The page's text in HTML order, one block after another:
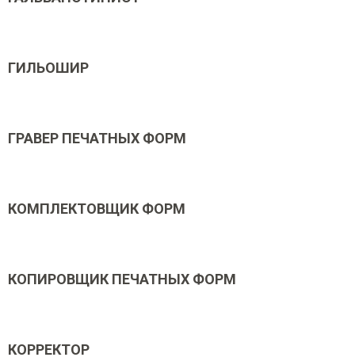
ГИЛЬОШИР
ГРАВЕР ПЕЧАТНЫХ ФОРМ
КОМПЛЕКТОВЩИК ФОРМ
КОПИРОВЩИК ПЕЧАТНЫХ ФОРМ
КОРРЕКТОР